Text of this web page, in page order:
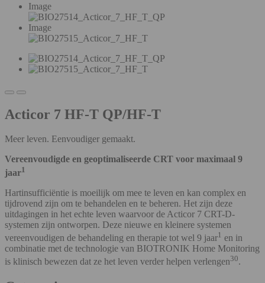
Image
Image
Acticor 7 HF-T QP/HF-T
Meer leven. Eenvoudiger gemaakt.
Vereenvoudigde en geoptimaliseerde CRT voor maximaal 9
jaar1
Hartinsufficiëntie is moeilijk om mee te leven en kan complex en
tijdrovend zijn om te behandelen en te beheren. Het zijn deze
uitdagingen in het echte leven waarvoor de Acticor 7 CRT-D-
systemen zijn ontworpen. Deze nieuwe en kleinere systemen
vereenvoudigen de behandeling en therapie tot wel 9 jaar1 en in
combinatie met de technologie van BIOTRONIK Home Monitoring
is klinisch bewezen dat ze het leven verder helpen verlengen30.